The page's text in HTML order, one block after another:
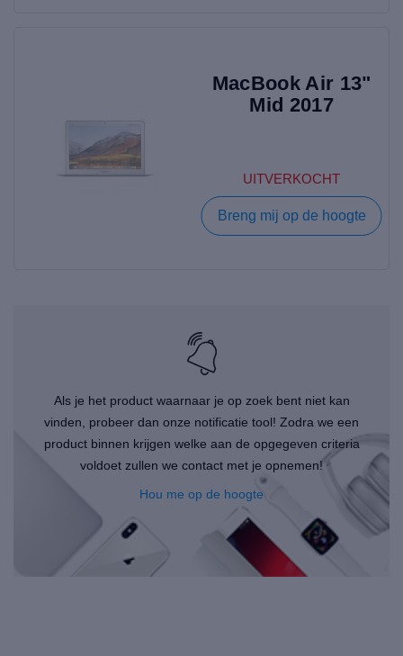
MacBook Air 13"
Mid 2017
UITVERKOCHT
Breng mij op de hoogte
Als je het product waarnaar je op zoek bent niet kan
vinden, probeer dan onze notificatie tool! Zodra we een
product binnen krijgen welke aan de opgegeven criteria
voldoet zullen we contact met je opnemen!
Hou me op de hoogte